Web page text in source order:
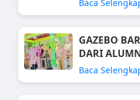
Baca
GAZEBO
DARI
Baca